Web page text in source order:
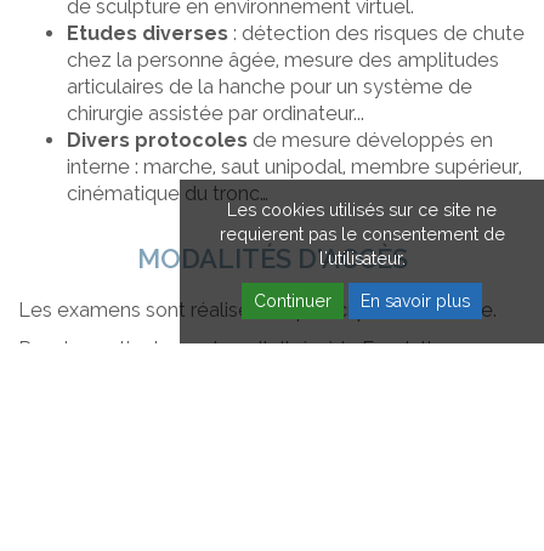
de sculpture en environnement virtuel.
Etudes diverses : détection des risques de chute
chez la personne âgée, mesure des amplitudes
articulaires de la hanche pour un système de
chirurgie assistée par ordinateur...
Divers protocoles de mesure développés en
interne : marche, saut unipodal, membre supérieur,
cinématique du tronc…
MODALITÉS D'ACCÈS
Les examens sont réalisés sur prescription médicale.
Pour les patients non hospitalisés à la Fondation
Les cookies utilisés sur ce site ne
requierent pas le consentement de
l'utilisateur.
Continuer En savoir plus